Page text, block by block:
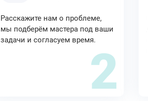
Расскажите нам о проблеме,
мы подберём мастера под ваши
задачи и согласуем время.
2